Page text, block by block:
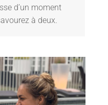
d’un moment
à deux.